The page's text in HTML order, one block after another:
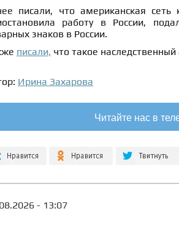
писали, что американская
работу в России,
знаков в России.
писали, что такое
Ирина Захарова
Читайте нас в
- 13:07